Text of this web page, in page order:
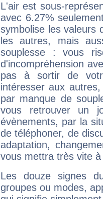
L'air est sous-
avec 6.27%
symbolise les valeurs
les autres, mais
souplesse : vous
d'incompréhension
pas à sortir de
intéresser aux
par manque de
vous retrouver un
évènements, par la
de téléphoner, de
adaptation,
vous mettra très vite
Les douze signes
groupes ou modes,